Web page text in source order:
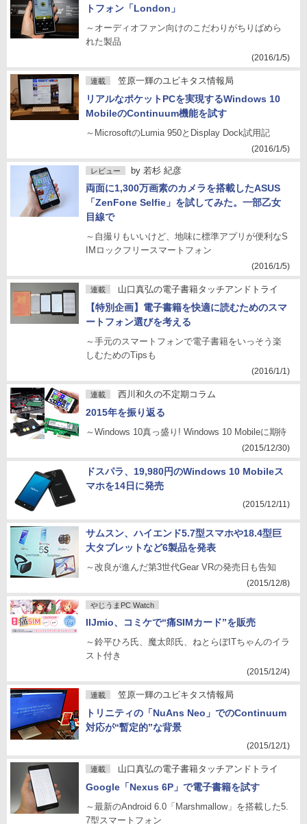
トフォン「London」
～オーディオファン向けのこだわりがちりばめら
れた製品
(2016/1/5)
連載 笠原一輝のユビキタス情報局
リアルなポケットPCを実現するWindows 10
MobileのContinuum機能を試す
～MicrosoftのLumia 950とDisplay Dock試用記
(2016/1/5)
レビュー by 若杉 紀彦
両面に1,300万画素のカメラを搭載したASUS
「ZenFone Selfie」を試してみた。一部乙女
目線で
～自撮りもいいけど、地味に標準アプリが便利なS
IMロックフリースマートフォン
(2016/1/5)
連載 山口真弘の電子書籍タッチアンドトライ
【特別企画】電子書籍を快適に読むためのスマ
ートフォン選びを考える
～手元のスマートフォンで電子書籍をいっそう楽
しむためのTipsも
(2016/1/1)
連載 西川和久の不定期コラム
2015年を振り返る
～Windows 10真っ盛り! Windows 10 Mobileに期待
(2015/12/30)
ドスパラ、19,980円のWindows 10 Mobileス
マホを14日に発売
(2015/12/11)
サムスン、ハイエンド5.7型スマホや18.4型巨
大タブレットなど6製品を発表
～改良が進んだ第3世代Gear VRの発売日も告知
(2015/12/8)
やじうまPC Watch
IIJmio、コミケで“痛SIMカード”を販売
～鈴平ひろ氏、魔太郎氏、ねとらぼITちゃんのイラ
スト付き
(2015/12/4)
連載 笠原一輝のユビキタス情報局
トリニティの「NuAns Neo」でのContinuum
対応が“暫定的”な背景
(2015/12/1)
連載 山口真弘の電子書籍タッチアンドトライ
Google「Nexus 6P」で電子書籍を試す
～最新のAndroid 6.0「Marshmallow」を搭載した5.
7型スマートフォン